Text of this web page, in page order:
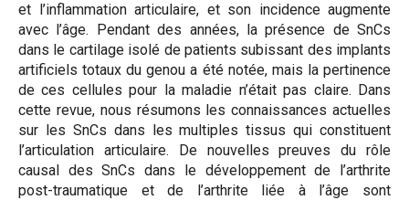
et l’inflammation articulaire, et son incidence augmente
avec l’âge. Pendant des années, la présence de SnCs
dans le cartilage isolé de patients subissant des implants
artificiels totaux du genou a été notée, mais la pertinence
de ces cellules pour la maladie n’était pas claire. Dans
cette revue, nous résumons les connaissances actuelles
sur les SnCs dans les multiples tissus qui constituent
l’articulation articulaire. De nouvelles preuves du rôle
causal des SnCs dans le développement de l’arthrite
post-traumatique et de l’arthrite liée à l’âge sont